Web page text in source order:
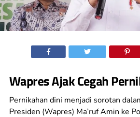
Wapres Ajak Cegah
Pernikahan dini menjadi sorotan
Presiden (Wapres) Ma’ruf Amin ke